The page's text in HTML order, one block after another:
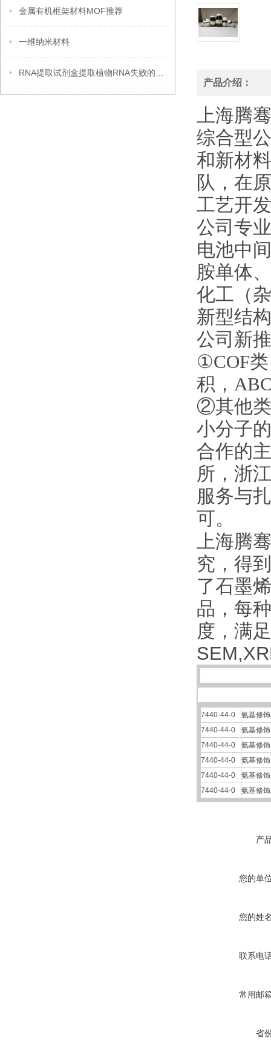
金属有机框架材料MOF推荐
一维纳米材料
产品介绍：
上海腾
综合型
和新材
队，在
工艺开
公司专
电池中
胺单体
化工（
新型结
公司新
①COF
积，
②其他类
小分子
合作的
所，浙
服务与
可。
上海腾
究，得
了石墨
品，每
度，满
7440-44-0
氨基修
7440-44-0
氨基修
7440-44-0
氨基修
7440-44-0
氨基修
7440-44-0
氨基修
7440-44-0
氨基修
产
您的单
您的姓
联系电
常用邮
省